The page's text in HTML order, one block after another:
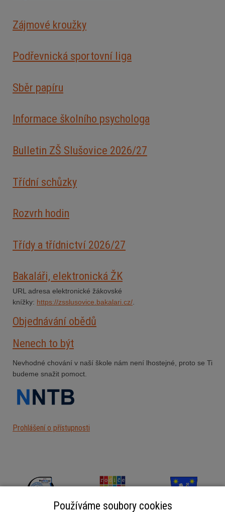
Zájmové kroužky
Podřevnická sportovní liga
Sběr papíru
Informace školního psychologa
Bulletin ZŠ Slušovice 2026/27
Třídní schůzky
Rozvrh hodin
Třídy a třídnictví 2026/27
Bakaláři, elektronická ŽK
URL adresa elektronické žákovské
knížky: https://zsslusovice.bakalari.cz/
Objednávání obědů
Nenech to být
Nevhodné chování v naší škole nám není lhostejné, proto se Ti
budeme snažit pomoct.
Prohlášení o přístupnosti
Používáme soubory cookies